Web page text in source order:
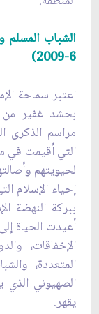
6-2009)
اعتبر سماحة
بحشد غفير
مراسم الذكرى
التي أقيمت في
لحيويتهم
إحياء الإسلام
ببركة النهضة
أعيدت الحياة
الإخفاقات،
المتعددة،
الصهيوني
يقهر.